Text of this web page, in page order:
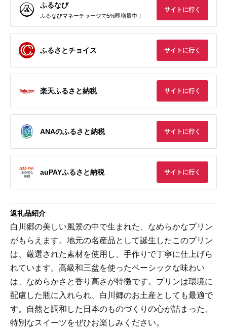
ふるなび
ふるなびマネーチャージで5%即増量中！
サイトに行く
ふるさとチョイス サイトに行く
楽天ふるさと納税 サイトに行く
ANAのふるさと納税 サイトに行く
auPAYふるさと納税 サイトに行く
返礼品紹介
白川郷の美しい風景の中で生まれた、なめらかなプリン
がもらえます。地元の名産品として誕生したこのプリン
は、厳選された素材を使用し、手作りで丁寧に仕上げら
れています。高級和三盆を使ったベーシックな味わい
は、なめらかさと香り高さが特徴です。プリンは環境に
配慮した瓶に入れられ、白川郷のお土産としても最適で
す。自然と調和した日本のものづくりの心が詰まった、
特別なスイーツをぜひお楽しみください。